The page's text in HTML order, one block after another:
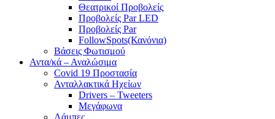
Θεατρικοί Προβολείς
Προβολείς Par LED
Προβολείς Par
FollowSpots(Κανόνια)
Βάσεις Φωτισμού
Αντα/κά – Αναλώσιμα
Covid 19 Προστασία
Ανταλλακτικά Ηχείων
Drivers – Tweeters
Μεγάφωνα
Λάμπες